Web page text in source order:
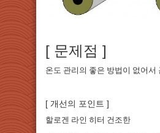
[ 문제점 ]
온도 관리의 좋은 방법이 없어서
[ 개선의 포인트 ]
할로겐 라인 히터 건조한